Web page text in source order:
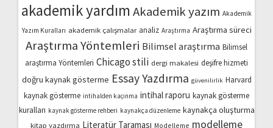
akademik yardımAkademik yazım Akademik
Yazım Kuralları akademik çalışmalar analiz Araştırma Araştırma süreci
Araştırma Yöntemleri Bilimsel araştırma Bilimsel
araştırma Yöntemleri Chicago stili dergi makalesi deşifre hizmeti
doğru kaynak gösterme Essay Yazdırma güvenilirlik Harvard
kaynak gösterme intihalden kaçınma intihal raporu kaynak gösterme
kuralları kaynak gösterme rehberi kaynakça düzenleme kaynakça oluşturma
kitap yazdırma Literatür Taraması Modelleme modelleme